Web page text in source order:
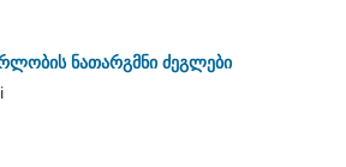
ნათარგმნი ძეგლები